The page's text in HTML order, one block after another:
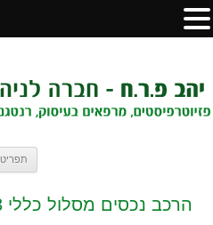
תפריט
הרכב נכסים מסלול כללי 11.2023